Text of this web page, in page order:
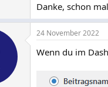
Danke, schon
24 November 2022
Wenn du im